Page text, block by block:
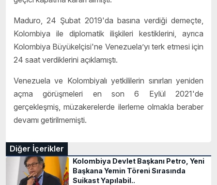
Maduro, 24 Şubat 2019'da basına verdiği demeçte,
Kolombiya ile diplomatik ilişkileri kestiklerini, ayrıca
Kolombiya Büyükelçisi'ne Venezuela’yı terk etmesi için
24 saat verdiklerini açıklamıştı.
Venezuela ve Kolombiyalı yetkililerin sınırları yeniden
açma görüşmeleri en son 6 Eylül 2021'de
gerçekleşmiş, müzakerelerde ilerleme olmakla beraber
devamı getirilmemişti.
Diğer İçerikler
Kolombiya Devlet Başkanı Petro, Yeni
Başkana Yemin Töreni Sırasında
Suikast Yapılabil..